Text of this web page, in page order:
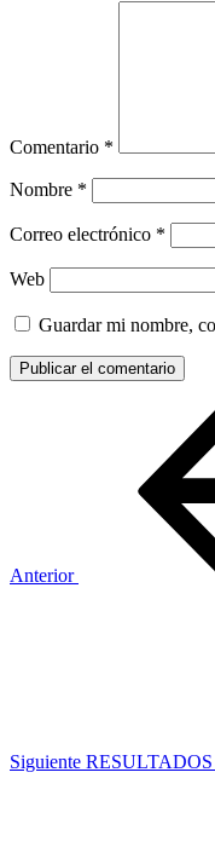
Comentario *
Nombre *
Correo electrónico *
Web
Guardar mi nombre,
Anterior
Siguiente